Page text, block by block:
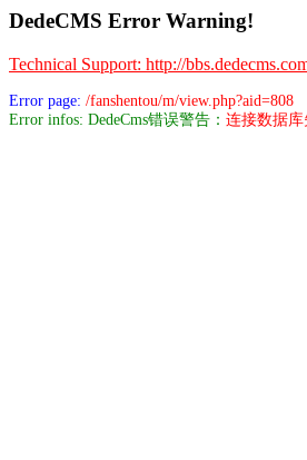
DedeCMS Error Warning!
Technical Support: http://
Error page: /fanshentou/m/view.php?aid=808
Error infos: DedeCms错误警告： 连接数据